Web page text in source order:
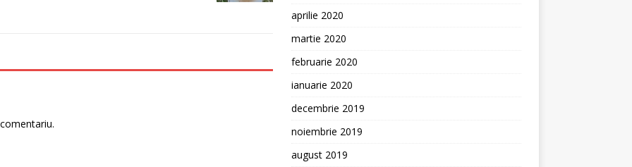
aprilie 2020
martie 2020
februarie 2020
ianuarie 2020
decembrie 2019
noiembrie 2019
august 2019